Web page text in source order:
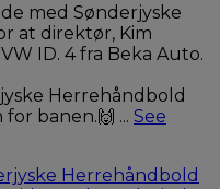
med Sønderjyske
at direktør, Kim
ID. 4 fra Beka Auto.
Herrehåndbold
banen.🙌 ... See